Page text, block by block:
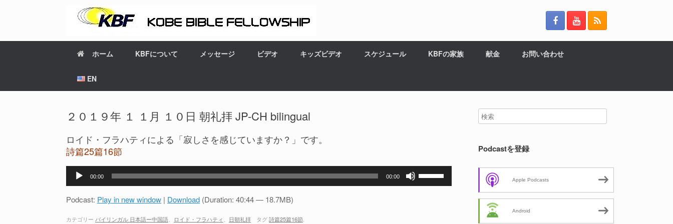
ホーム KBFについて メッセージ ビデオ キッズビデオ スケジュール KBFの家族 献金 お問い合わせ
EN
２０１９年 １ １月 １０日 朝礼拝 JP-CH bilingual
ロイド・フラハティによる「寂しさを感じていますか？」です。
詩篇25篇16節
プ
ー
00:00 00:00
Podcast: Play in new window | Download (Duration: 40:44 — 18.7MB)
カテゴリー バイリンガル 日本語ー中国語 ロイド・フラハティ 日朝礼拝 タグ詩篇25篇16節
Podcastを登録
Apple Podcasts
Android